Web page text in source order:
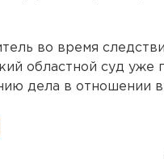
во время
областной суд уже
дела в отношении